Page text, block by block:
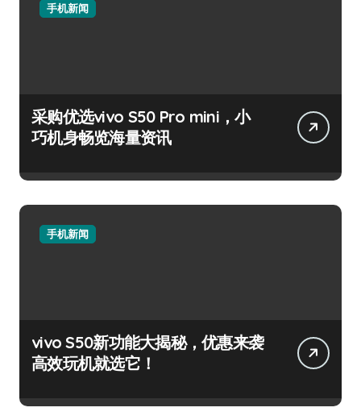
手机新闻
采购优选vivo S50 Pro mini，小
巧机身畅览海量资讯
手机新闻
vivo S50新功能大揭秘，优惠来袭
高效玩机就选它！